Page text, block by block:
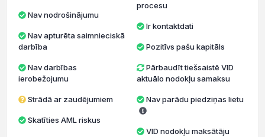
Nav nodrošinājumu
darbība
ierobežojumu
Strādā ar zaudējumiem
Skatīties AML riskus
procesu
Ir kontaktdati
Pozitīvs pašu kapitāls
Pārbaudīt tiešsaistē VID
aktuālo nodokļu samaksu
Nav parādu piedziņas lietu
VID nodokļu maksātāju